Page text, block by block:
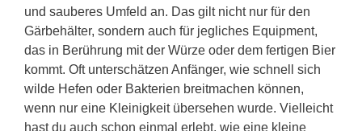
und sauberes Umfeld an. Das gilt nicht nur für den
Gärbehälter, sondern auch für jegliches Equipment,
das in Berührung mit der Würze oder dem fertigen Bier
kommt. Oft unterschätzen Anfänger, wie schnell sich
wilde Hefen oder Bakterien breitmachen können,
wenn nur eine Kleinigkeit übersehen wurde. Vielleicht
hast du auch schon einmal erlebt, wie eine kleine